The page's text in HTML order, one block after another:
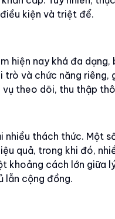
kiện và triệt để.
hiện nay khá đa
và chức năng riêng,
theo dõi, thu thập
nhiều thách thức. Một
quả, trong khi đó,
khoảng cách lớn giữa
lẫn cộng đồng.